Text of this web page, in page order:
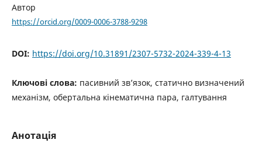
Автор
https://orcid.org/0009-0006-3788-9298
DOI: https://doi.org/10.31891/2307-5732-2024-339-4-13
Ключові слова: пасивний зв’язок, статично визначений
механізм, обертальна кінематична пара, галтування
Анотація